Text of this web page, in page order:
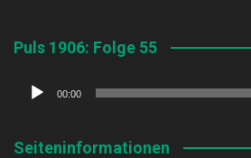
Puls 1906: Folge 55
Audio-
00:00
Seiteninformationen